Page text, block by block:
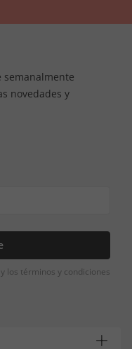
semanalmente
novedades y
los términos y condiciones